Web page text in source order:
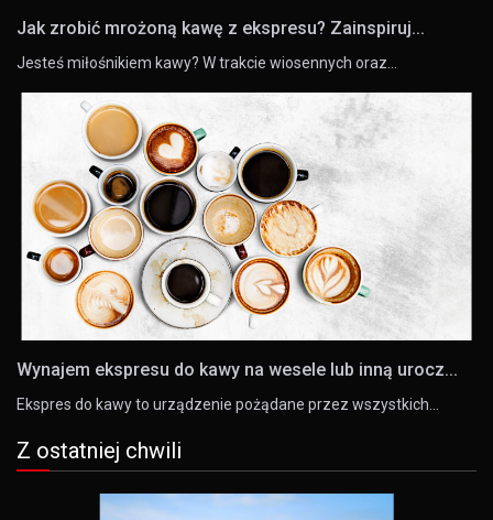
Jak zrobić mrożoną kawę z ekspresu? Zainspiruj...
Jesteś miłośnikiem kawy? W trakcie wiosennych oraz…
Wynajem ekspresu do kawy na wesele lub inną urocz...
Ekspres do kawy to urządzenie pożądane przez wszystkich…
Z ostatniej chwili